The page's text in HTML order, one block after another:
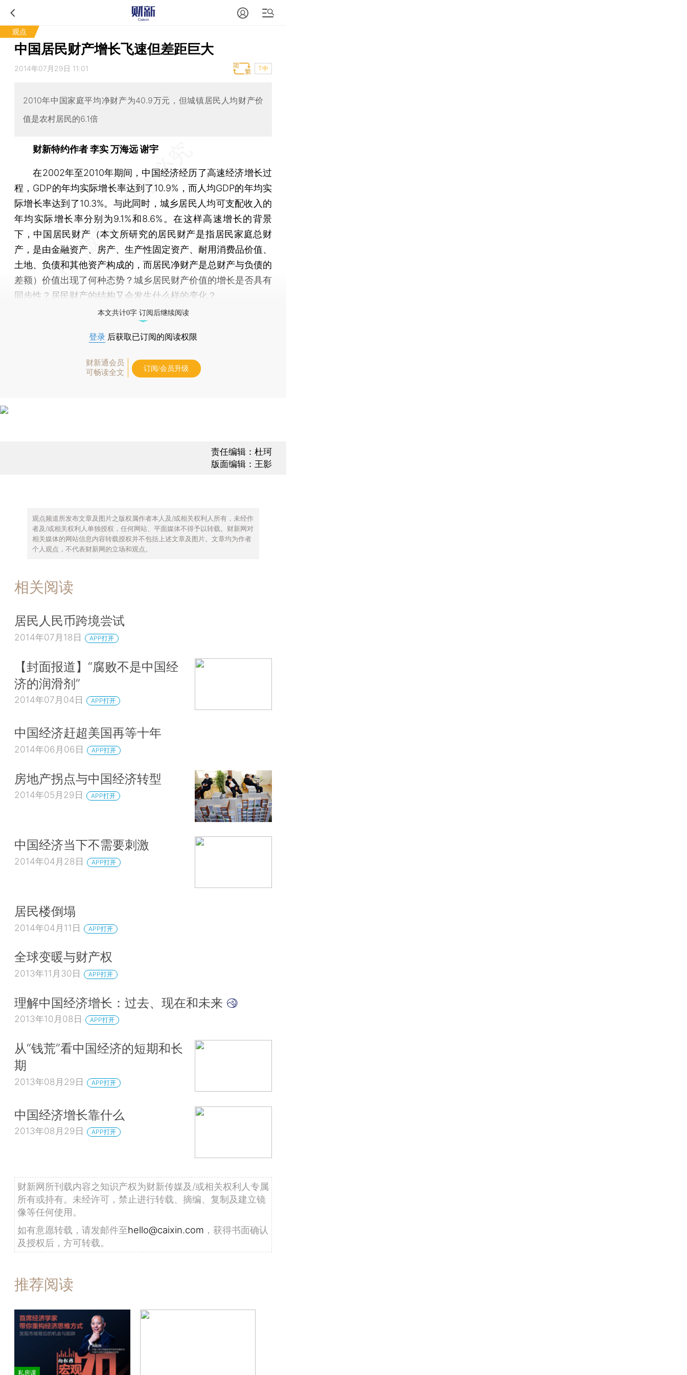
观点
中国居民财产增长飞速但差距巨大
2014年07月29日 11:01 T中
2010年中国家庭平均净财产为40.9万元，但城镇居民人均财产价
值是农村居民的6.1倍
财新特约作者 李实 万海远 谢宇
在2002年至2010年期间，中国经济经历了高速经济增长过
程，GDP的年均实际增长率达到了10.9%，而人均GDP的年均实
际增长率达到了10.3%。与此同时，城乡居民人均可支配收入的
年均实际增长率分别为9.1%和8.6%。在这样高速增长的背景
下，中国居民财产（本文所研究的居民财产是指居民家庭总财
产，是由金融资产、房产、生产性固定资产、耐用消费品价值、
土地、负债和其他资产构成的，而居民净财产是总财产与负债的
差额）价值出现了何种态势？城乡居民财产价值的增长是否具有
同步性？居民财产的结构又会发生什么样的变化？
本文共计0字 订阅后继续阅读
登录 后获取已订阅的阅读权限
财新通会员
可畅读全文
订阅/会员升级
责任编辑：杜珂
版面编辑：王影
观点频道所发布文章及图片之版权属作者本人及/或相关权利人所有，未经作
者及/或相关权利人单独授权，任何网站、平面媒体不得予以转载。财新网对
相关媒体的网站信息内容转载授权并不包括上述文章及图片。文章均为作者
个人观点，不代表财新网的立场和观点。
相关阅读
居民人民币跨境尝试
2014年07月18日 APP打开
【封面报道】“腐败不是中国经
济的润滑剂”
2014年07月04日 APP打开
中国经济赶超美国再等十年
2014年06月06日 APP打开
房地产拐点与中国经济转型
2014年05月29日 APP打开
中国经济当下不需要刺激
2014年04月28日 APP打开
居民楼倒塌
2014年04月11日 APP打开
全球变暖与财产权
2013年11月30日 APP打开
理解中国经济增长：过去、现在和未来
2013年10月08日 APP打开
从“钱荒”看中国经济的短期和长
期
2013年08月29日 APP打开
中国经济增长靠什么
2013年08月29日 APP打开
财新网所刊载内容之知识产权为财新传媒及/或相关权利人专属
所有或持有。未经许可，禁止进行转载、摘编、复制及建立镜
像等任何使用。
如有意愿转载，请发邮件至hello@caixin.com ，获得书面确认
及授权后，方可转载。
推荐阅读
私房课